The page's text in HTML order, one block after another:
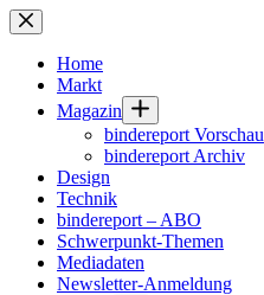
Zum
Inhalt
springenHome
Markt
Magazin
bindereport Vorschau
bindereport Archiv
Design
Technik
bindereport – ABO
Schwerpunkt-Themen
Mediadaten
Newsletter-Anmeldung